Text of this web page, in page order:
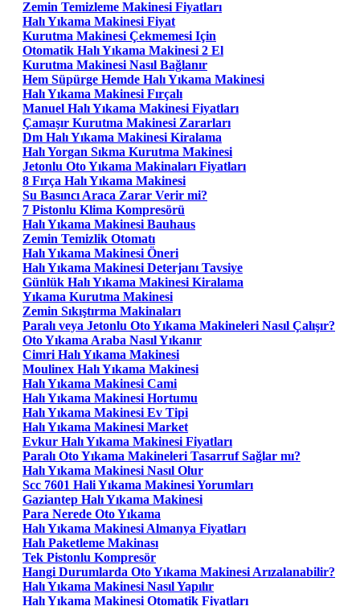
Zemin Temizleme Makinesi Fiyatları
Halı Yıkama Makinesi Fiyat
Kurutma Makinesi Çekmemesi Için
Otomatik Halı Yıkama Makinesi 2 El
Kurutma Makinesi Nasıl Bağlanır
Hem Süpürge Hemde Halı Yıkama Makinesi
Halı Yıkama Makinesi Fırçalı
Manuel Halı Yıkama Makinesi Fiyatları
Çamaşır Kurutma Makinesi Zararları
Dm Halı Yıkama Makinesi Kiralama
Halı Yorgan Sıkma Kurutma Makinesi
Jetonlu Oto Yıkama Makinaları Fiyatları
8 Fırça Halı Yıkama Makinesi
Su Basıncı Araca Zarar Verir mi?
7 Pistonlu Klima Kompresörü
Halı Yıkama Makinesi Bauhaus
Zemin Temizlik Otomatı
Halı Yıkama Makinesi Öneri
Halı Yıkama Makinesi Deterjanı Tavsiye
Günlük Halı Yıkama Makinesi Kiralama
Yıkama Kurutma Makinesi
Zemin Sıkıştırma Makinaları
Paralı veya Jetonlu Oto Yıkama Makineleri Nasıl Çalışır?
Oto Yıkama Araba Nasıl Yıkanır
Cimri Halı Yıkama Makinesi
Moulinex Halı Yıkama Makinesi
Halı Yıkama Makinesi Cami
Halı Yıkama Makinesi Hortumu
Halı Yıkama Makinesi Ev Tipi
Halı Yıkama Makinesi Market
Evkur Halı Yıkama Makinesi Fiyatları
Paralı Oto Yıkama Makineleri Tasarruf Sağlar mı?
Halı Yıkama Makinesi Nasıl Olur
Scc 7601 Hali Yıkama Makinesi Yorumları
Gaziantep Halı Yıkama Makinesi
Para Nerede Oto Yıkama
Halı Yıkama Makinesi Almanya Fiyatları
Halı Paketleme Makinası
Tek Pistonlu Kompresör
Hangi Durumlarda Oto Yıkama Makinesi Arızalanabilir?
Halı Yıkama Makinesi Nasıl Yapılır
Halı Yıkama Makinesi Otomatik Fiyatları